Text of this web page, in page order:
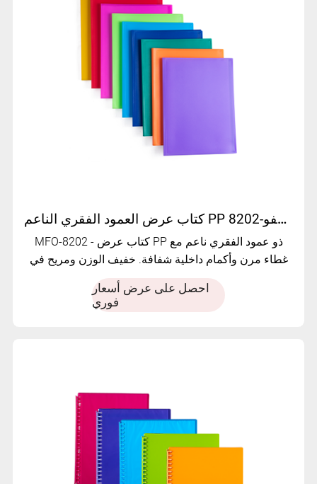
كتاب عرض العمود الفقري الناعم PP خفيف الوزن متعدد الجيوب | مفو-8202
MFO-8202 - كتاب عرض PP ذو عمود الفقري ناعم مع
غطاء مرن وأكمام داخلية شفافة. خفيف الوزن ومريح في
احصل على عرض أسعار
فوري